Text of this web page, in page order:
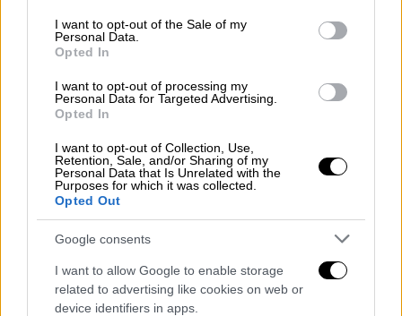
consent section.
I want to opt-out of the Sale of my
Personal Data.
Opted In
I want to opt-out of processing my
Personal Data for Targeted Advertising.
Opted In
I want to opt-out of Collection, Use,
Retention, Sale, and/or Sharing of my
Personal Data that Is Unrelated with the
Purposes for which it was collected.
Opted Out
Google consents
I want to allow Google to enable storage
related to advertising like cookies on web or
device identifiers in apps.
10ης Φεβρουαρίου στο Θησείο ήταν -0,3
βαθμοί Κελσίου (ολικός παγετός) και το
χιόνι έμεινε στην πόλη τέσσερις μέρες.